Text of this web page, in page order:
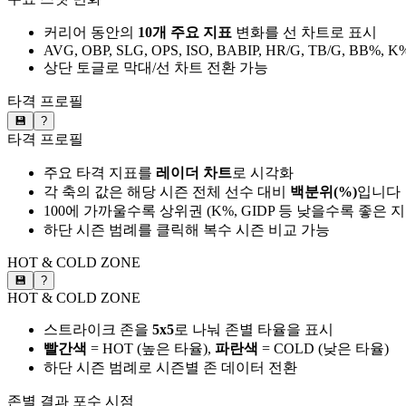
커리어 동안의 10개 주요 지표 변화를 선 차트로 표시
AVG, OBP, SLG, OPS, ISO, BABIP, HR/G, TB/G, BB%,
상단 토글로 막대/선 차트 전환 가능
타격 프로필
💾 ?
타격 프로필
주요 타격 지표를 레이더 차트로 시각화
각 축의 값은 해당 시즌 전체 선수 대비 백분위(%)입니다
100에 가까울수록 상위권 (K%, GIDP 등 낮을수록 좋은
하단 시즌 범례를 클릭해 복수 시즌 비교 가능
HOT & COLD ZONE
💾 ?
HOT & COLD ZONE
스트라이크 존을 5x5로 나눠 존별 타율을 표시
빨간색 = HOT (높은 타율), 파란색 = COLD (낮은 타율)
하단 시즌 범례로 시즌별 존 데이터 전환
존별 결과 포수 시점